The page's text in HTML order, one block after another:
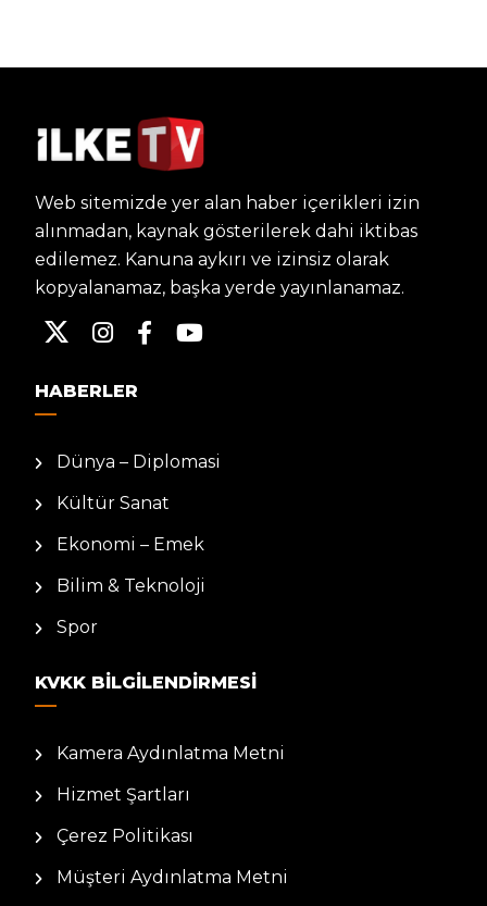
Web sitemizde yer alan haber içerikleri izin
alınmadan, kaynak gösterilerek dahi iktibas
edilemez. Kanuna aykırı ve izinsiz olarak
kopyalanamaz, başka yerde yayınlanamaz.
HABERLER
Dünya – Diplomasi
Kültür Sanat
Ekonomi – Emek
Bilim & Teknoloji
Spor
KVKK BILGILENDIRMESI
Kamera Aydınlatma Metni
Hizmet Şartları
Çerez Politikası
Müşteri Aydınlatma Metni